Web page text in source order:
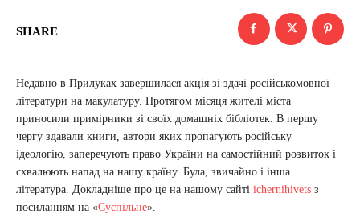
SHARE
Недавно в Прилуках завершилася акція зі здачі російськомовної
літератури на макулатуру. Протягом місяця жителі міста
приносили примірники зі своїх домашніх бібліотек. В першу
чергу здавали книги, автори яких пропагують російську
ідеологію, заперечують право України на самостійний розвиток і
схвалюють напад на нашу країну. Була, звичайно і інша
література. Докладніше про це на нашому сайті ichernihivets з
посиланням на «Суспільне».